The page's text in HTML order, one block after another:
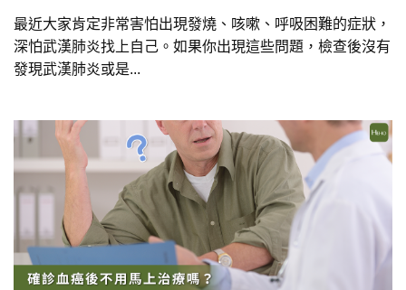
最近大家肯定非常害怕出現發燒、咳嗽、呼吸困難的症狀，
深怕武漢肺炎找上自己。如果你出現這些問題，檢查後沒有
發現武漢肺炎或是...